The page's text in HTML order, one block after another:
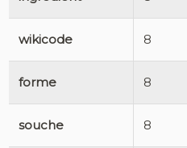
wikicode 8
forme 8
souche 8